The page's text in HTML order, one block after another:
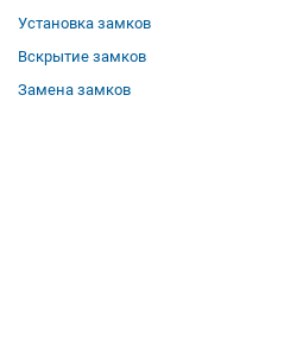
Установка замков
Вскрытие замков
Замена замков